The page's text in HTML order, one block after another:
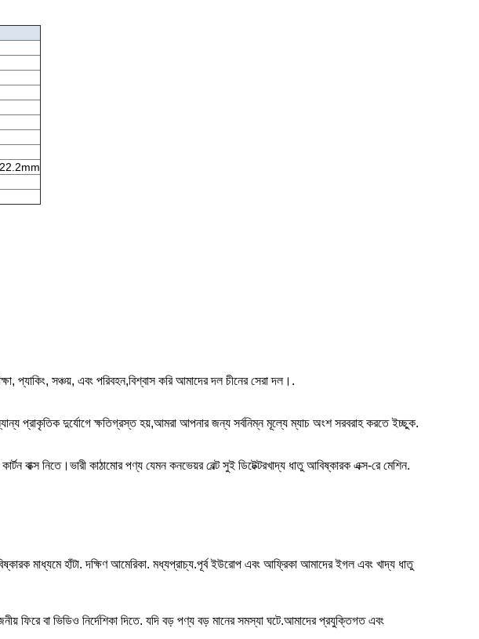
22.2mm
সঞ্চয়, এবং পরিবহন,বিশ্বাস করি আমাদের দল চীনের সেরা দল।.
প্রাকৃতিক দুর্যোগে ক্ষতিগ্রস্ত হয়,আমরা আপনার জন্য সর্বনিম্ন মূল্যে ম্যাচ অংশ সরবরাহ করতে ইচ্ছুক.
বাক্স নিতে।ভারী কাঠামোর পণ্য যেমন কনভেয়র বেল্ট সুই ডিটেক্টরখাদ্য ধাতু আবিষ্কারক এক্স-রে মেশিন.
মাধ্যমে হাঁটা. দক্ষিণ আমেরিকা. মধ্যপ্রাচ্য.পূর্ব ইউরোপ এবং আফ্রিকা আমাদের ইগল এবং খাদ্য ধাতু
ফিরে বা ভিডিও নির্দেশিকা দিতে. যদি বড় পণ্য বড় মানের সমস্যা ঘটে.আমাদের প্রযুক্তিগত এবং